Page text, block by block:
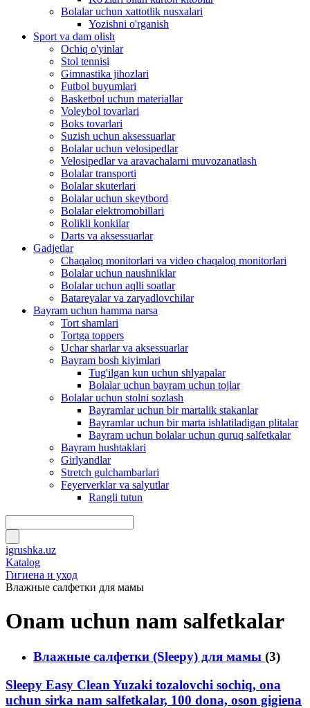
Bolalar uchun xattotlik nusxalari
Yozishni o'rganish
Sport va dam olish
Ochiq o'yinlar
Stol tennisi
Gimnastika jihozlari
Futbol buyumlari
Basketbol uchun materiallar
Voleybol tovarlari
Boks tovarlari
Suzish uchun aksessuarlar
Bolalar uchun velosipedlar
Velosipedlar va aravachalarni muvozanatlash
Bolalar transporti
Bolalar skuterlari
Bolalar uchun skeytbord
Bolalar elektromobillari
Rolikli konkilar
Darts va aksessuarlar
Gadjetlar
Chaqaloq monitorlari va video chaqaloq monitorlari
Bolalar uchun naushniklar
Bolalar uchun aqlli soatlar
Batareyalar va zaryadlovchilar
Bayram uchun hamma narsa
Tort shamlari
Tortga toppers
Uchar sharlar va aksessuarlar
Bayram bosh kiyimlari
Tug'ilgan kun uchun shlyapalar
Bolalar uchun bayram uchun tojlar
Bolalar uchun stolni sozlash
Bayramlar uchun bir martalik stakanlar
Bayramlar uchun bir marta ishlatiladigan plitalar
Bayram uchun bolalar uchun quruq salfetkalar
Bayram hushtaklari
Girlyandlar
Stretch gulchambarlari
Feyerverklar va salyutlar
Rangli tutun
igrushka.uz
Katalog
Гигиена и уход
Влажные салфетки для мамы
Onam uchun nam salfetkalar
Влажные салфетки (Sleepy) для мамы (3)
Sleepy Easy Clean Yuzaki tozalovchi sochiq, ona
uchun sirka nam salfetkalar, 100 dona, oson gigiena